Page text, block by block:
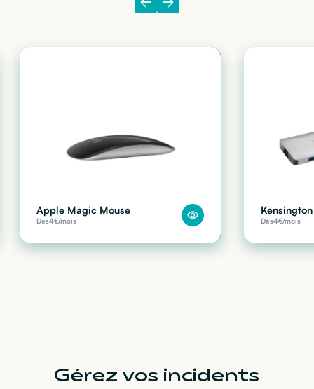
Apple Magic Mouse
Dès4€/mois Dès4€/mois
Gérez vos incidents